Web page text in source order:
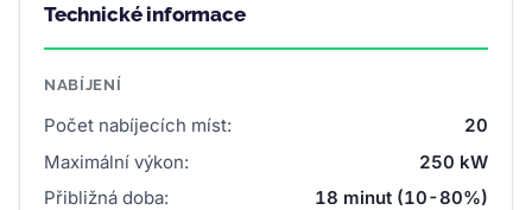
Technické informace
NABÍJENÍ
Počet nabíjecích míst:
20
Maximální výkon:
250 kW
Přibližná doba:
18 minut (10-80%)